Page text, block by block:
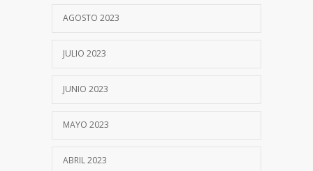
AGOSTO 2023
JULIO 2023
JUNIO 2023
MAYO 2023
ABRIL 2023